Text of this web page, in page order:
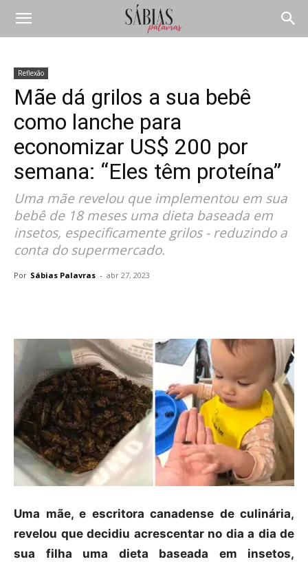
Reflexão
Mãe dá grilos a sua bebê
como lanche para
economizar US$ 200 por
semana: “Eles têm proteína”
Uma mãe revelou que implementou em sua
bebê de 18 meses uma dieta baseada em
insetos, especificamente grilos - reduzindo a
conta do supermercado.
Por Sábias Palavras - abr 27, 2023
Uma mãe, e escritora canadense de culinária,
revelou que decidiu acrescentar no dia a dia de
sua filha uma dieta baseada em insetos,